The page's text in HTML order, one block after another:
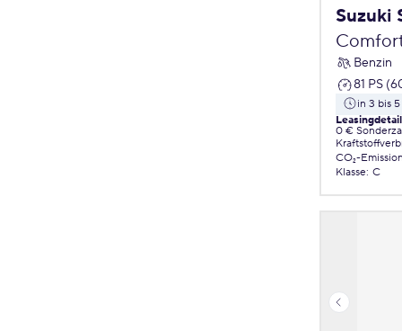
Suzuki
Benzin
81 PS
in 3 bis
0 €
CO₂-
Klasse: C